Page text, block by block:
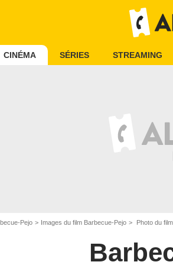
CINÉMA SÉRIES STREAMING
Pejo Images du film Barbecue-Pejo Photo du